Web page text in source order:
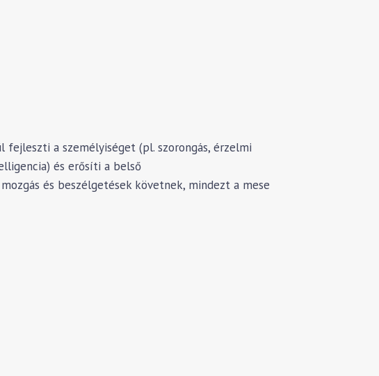
fejleszti a személyiséget (pl. szorongás, érzelmi
és erősíti a belső
és beszélgetések követnek, mindezt a mese